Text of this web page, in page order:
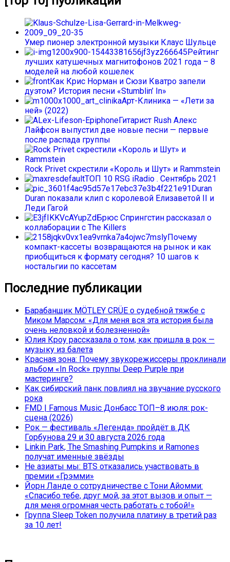
Умер пионер электронной музыки Клаус Шульце
Рейтинг
лучших катушечных магнитофонов 2021 года – 8
моделей на любой кошелек
Как Крис Норман и Сюзи Кватро запели
дуэтом? История песни «Stumblin’ In»
Арт-Клиника — «Лети за
ней» (2022)
Гитарист Rush Алекс
Лайфсон выпустил две новые песни — первые
после распада группы
Rock Privet скрестили «Король и Шут» и Rammstein
ТОП 10 RSG iRadio . Сентябрь 2021
Duran
Duran показали клип с королевой Елизаветой II и
Леди Гагой
Брюс Спрингстин рассказал о
коллаборации с The Killers
Почему
компакт-кассеты возвращаются на рынок и как
приобщиться к формату сегодня? 10 шагов к
ностальгии по кассетам
Последние публикации
Барабанщик MÖTLEY CRÜE о судебной тяжбе с
Миком Марсом: «Для меня вся эта история была
очень неловкой и болезненной»
Юлия Кроу рассказала о том, как пришла в рок —
музыку из балета
Красная зона: Почему звукорежиссеры проклинали
альбом «In Rock» группы Deep Purple при
мастеринге?
Как сибирский панк повлиял на звучание русского
рока
FMD | Famous Music Донбасс ТОП–8 июля: рок-
сцена (2026)
Рок — фестиваль «Легенда» пройдёт в ДК
Горбунова 29 и 30 августа 2026 года
Linkin Park, The Smashing Pumpkins и Ramones
получат именные звёзды
Не азиаты мы: BTS отказались участвовать в
премии «Грэмми»
Йорн Ланде о сотрудничестве с Тони Айомми:
«Спасибо тебе, друг мой, за этот вызов и опыт —
для меня огромная честь работать с тобой!»
Группа Sleep Token получила платину в третий раз
за 10 лет!